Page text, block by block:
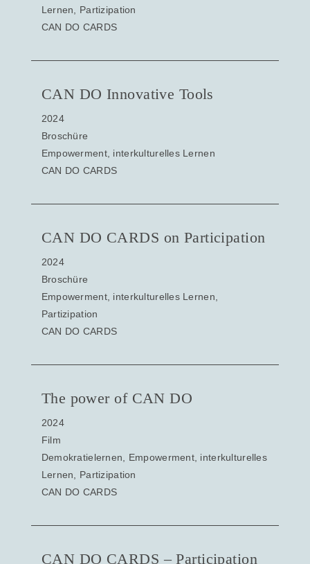
Lernen, Partizipation
CAN DO CARDS
CAN DO Innovative Tools
2024
Broschüre
Empowerment, interkulturelles Lernen
CAN DO CARDS
CAN DO CARDS on Participation
2024
Broschüre
Empowerment, interkulturelles Lernen,
Partizipation
CAN DO CARDS
The power of CAN DO
2024
Film
Demokratielernen, Empowerment, interkulturelles
Lernen, Partizipation
CAN DO CARDS
CAN DO CARDS – Participation